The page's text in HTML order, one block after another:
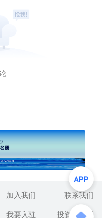
加入我们
联系我们
我要入驻 投资者关系